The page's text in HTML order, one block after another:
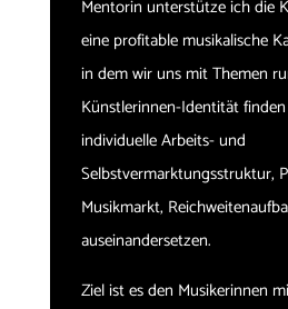
Mentorin unterstütze ich die
eine profitable musikalische
in dem wir uns mit Themen
Künstlerinnen-Identität
individuelle Arbeits- und
Selbstvermarktungsstruktur,
Musikmarkt,
auseinandersetzen.
Ziel ist es den Musikerinnen